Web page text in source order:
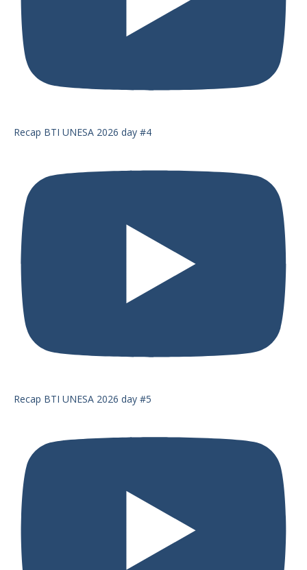
Recap BTI UNESA 2026 day #4
Recap BTI UNESA 2026 day #5